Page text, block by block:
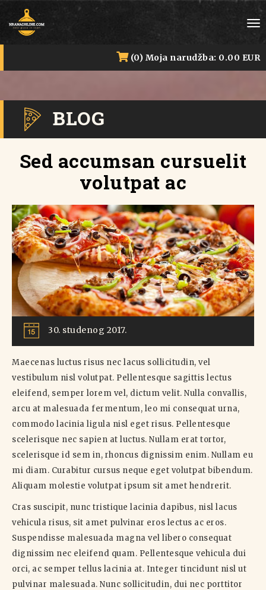
(0) Moja narudžba: 0.00 EUR
BLOG
Sed accumsan cursuelit
volutpat ac
30. studenog 2017.
Maecenas luctus risus nec lacus sollicitudin, vel
vestibulum nisl volutpat. Pellentesque sagittis lectus
eleifend, semper lorem vel, dictum velit. Nulla convallis,
arcu at malesuada fermentum, leo mi consequat urna,
commodo lacinia ligula nisl eget risus. Pellentesque
scelerisque nec sapien at luctus. Nullam erat tortor,
scelerisque id sem in, rhoncus dignissim enim. Nullam eu
mi diam. Curabitur cursus neque eget volutpat bibendum.
Aliquam molestie volutpat ipsum sit amet hendrerit.
Cras suscipit, nunc tristique lacinia dapibus, nisl lacus
vehicula risus, sit amet pulvinar eros lectus ac eros.
Suspendisse malesuada magna vel libero consequat
dignissim nec eleifend quam. Pellentesque vehicula dui
orci, ac semper tellus lacinia at. Integer tincidunt nisl ut
pulvinar malesuada. Nunc sollicitudin, dui nec porttitor